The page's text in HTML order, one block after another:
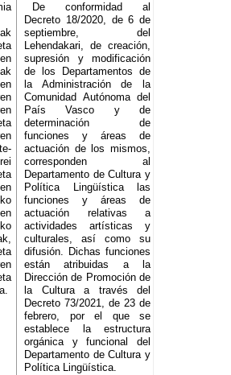
De conformidad al
Decreto 18/2020, de 6 de
septiembre, del
Lehendakari, de creación,
supresión y modificación
de los Departamentos de
la Administración de la
Comunidad Autónoma del
País Vasco y de
determinación de
funciones y áreas de
actuación de los mismos,
corresponden al
Departamento de Cultura y
Política Lingüística las
funciones y áreas de
actuación relativas a
actividades artísticas y
culturales, así como su
difusión. Dichas funciones
están atribuidas a la
Dirección de Promoción de
la Cultura a través del
Decreto 73/2021, de 23 de
febrero, por el que se
establece la estructura
orgánica y funcional del
Departamento de Cultura y
Política Lingüística.